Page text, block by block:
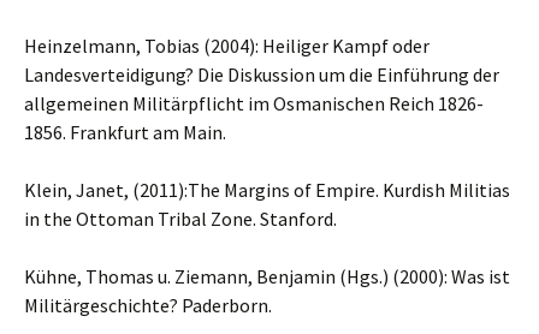
Heinzelmann, Tobias (2004): Heiliger Kampf oder
Landesverteidigung? Die Diskussion um die Einführung der
allgemeinen Militärpflicht im Osmanischen Reich 1826-
1856. Frankfurt am Main.
Klein, Janet, (2011):The Margins of Empire. Kurdish Militias
in the Ottoman Tribal Zone. Stanford.
Kühne, Thomas u. Ziemann, Benjamin (Hgs.) (2000): Was ist
Militärgeschichte? Paderborn.